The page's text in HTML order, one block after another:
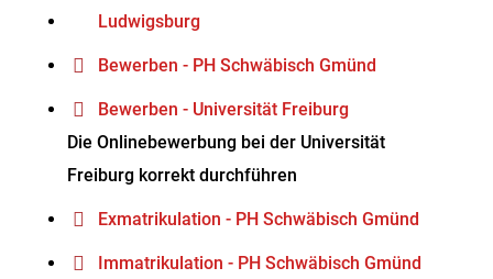
Ludwigsburg
Bewerben - PH Schwäbisch Gmünd
Bewerben - Universität Freiburg
Die Onlinebewerbung bei der Universität
Freiburg korrekt durchführen
Exmatrikulation - PH Schwäbisch Gmünd
Immatrikulation - PH Schwäbisch Gmünd